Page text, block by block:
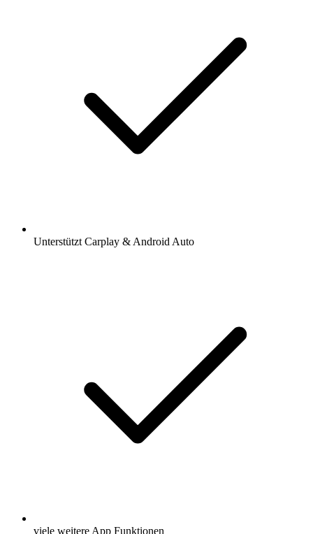
Unterstützt Carplay & Android Auto
viele weitere App Funktionen